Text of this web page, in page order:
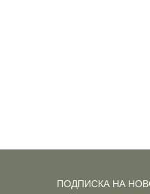
ПОДПИСКА НА